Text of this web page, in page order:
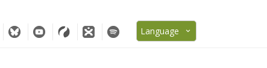
Language